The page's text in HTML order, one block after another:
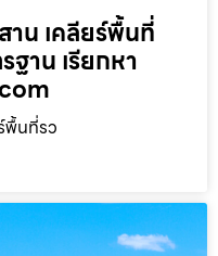
าน เคลียร์พื้นที่
ฐาน เรียกหา
พื้นที่รว